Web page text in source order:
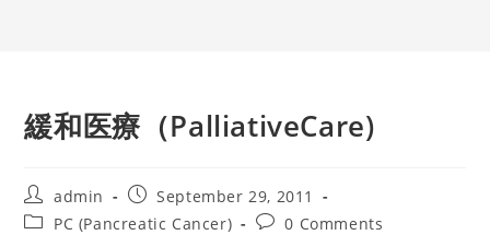
緩和医療（PalliativeCare)
Post
author:
admin
Post
published:
September 29, 2011
PostPC (Pancreatic Cancer)
Post0 Comments